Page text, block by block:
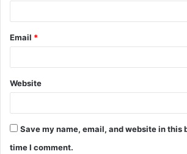
Email *
Website
Save my name, email, and website in this
time I comment.